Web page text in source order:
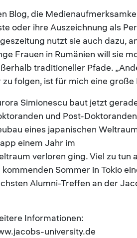
Blog, die
oder ihre Auszeichnung als
nutzt sie auch dazu,
Frauen in Rumänien will sie
traditioneller Pfade.
zu folgen, ist für mich eine große
Simionescu baut jetzt
und Post-
eines japanischen
einem Jahr im
verloren ging. Viel zu tun
kommenden Sommer in Tokio
Alumni-Treffen an der
Informationen:
university.de